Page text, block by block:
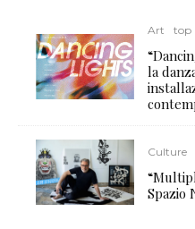
Art top
la
Culture
Spazio